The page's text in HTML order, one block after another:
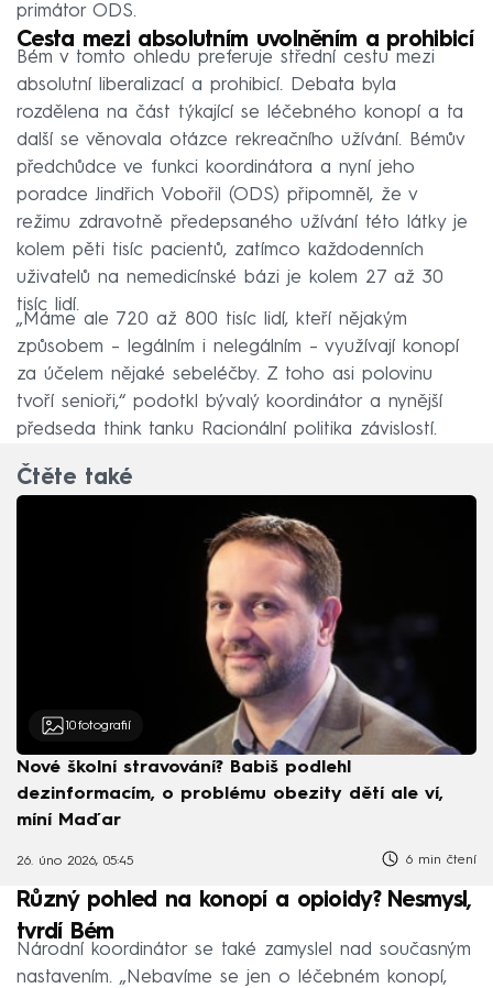
primátor ODS.
Cesta mezi absolutním uvolněním a prohibicí
Bém v tomto ohledu preferuje střední cestu mezi
absolutní liberalizací a prohibicí. Debata byla
rozdělena na část týkající se léčebného konopí a ta
další se věnovala otázce rekreačního užívání. Bémův
předchůdce ve funkci koordinátora a nyní jeho
poradce Jindřich Vobořil (ODS) připomněl, že v
režimu zdravotně předepsaného užívání této látky je
kolem pěti tisíc pacientů, zatímco každodenních
uživatelů na nemedicínské bázi je kolem 27 až 30
tisíc lidí.
„Máme ale 720 až 800 tisíc lidí, kteří nějakým
způsobem – legálním i nelegálním – využívají konopí
za účelem nějaké sebeléčby. Z toho asi polovinu
tvoří senioři,“ podotkl bývalý koordinátor a nynější
předseda think tanku Racionální politika závislostí.
Čtěte také
10 fotografií
Nové školní stravování? Babiš podlehl
dezinformacím, o problému obezity dětí ale ví,
míní Maďar
26. úno 2026, 05:45 6 min čtení
Různý pohled na konopí a opioidy? Nesmysl,
tvrdí Bém
Národní koordinátor se také zamyslel nad současným
nastavením. „Nebavíme se jen o léčebném konopí,